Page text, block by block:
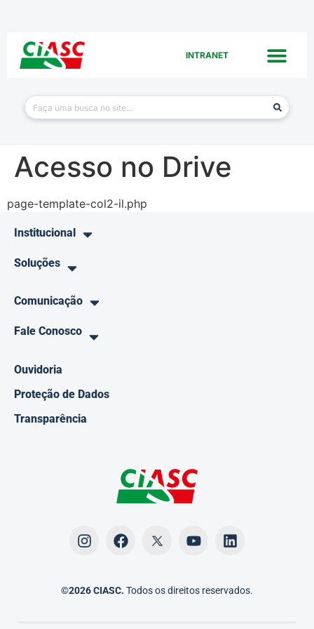
INTRANET
Acesso no Drive
page-template-col2-il.php
Institucional
Soluções
Comunicação
Fale Conosco
Ouvidoria
Proteção de Dados
Transparência
©2026 CIASC. Todos os direitos reservados.